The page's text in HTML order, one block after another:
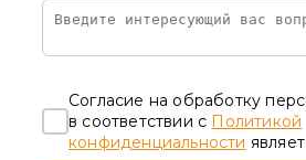
Согласие на обработку
в соответствии с Политикой
конфиденциальности